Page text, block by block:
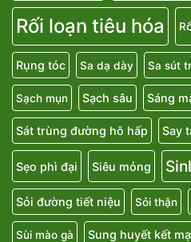
Rối loạn tiêu hóa
Rụng tóc Sa dạ dày Sa sút
Sạch mụn Sạch sâu Sáng
Sát trùng đường hô hấp Say
Sẹo phì đại Siêu mỏng
Sỏi đường tiết niệu Sỏi thận
Sùi mào gà Sung huyết kết